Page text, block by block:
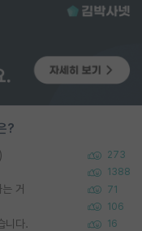
?
273
1388
거 71
106
니다. 16